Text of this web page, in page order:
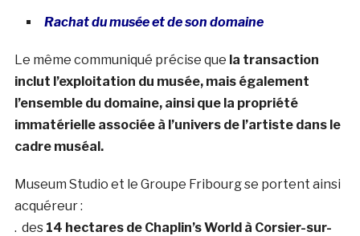
Rachat du musée et de son domaine
Le même communiqué précise que la transaction
inclut l’exploitation du musée, mais également
l’ensemble du domaine, ainsi que la propriété
immatérielle associée à l’univers de l’artiste dans le
cadre muséal.
Museum Studio et le Groupe Fribourg se portent ainsi
acquéreur :
. des 14 hectares de Chaplin’s World à Corsier-sur-